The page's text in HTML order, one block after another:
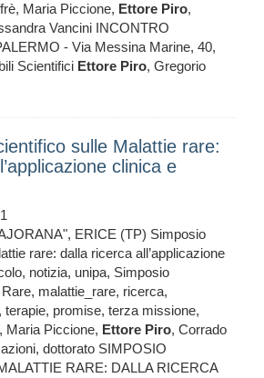
Maria Piccione, Ettore Piro,
Vancini INCONTRO
- Via Messina Marine, 40,
Scientifici Ettore Piro, Gregorio
sulle Malattie rare:
clinica e
ERICE (TP) Simposio
rare: dalla ricerca all’applicazione
notizia, unipa, Simposio
malattie_rare, ricerca,
terapie, promise, terza missione,
Maria Piccione, Ettore Piro, Corrado
dottorato SIMPOSIO
RARE: DALLA RICERCA